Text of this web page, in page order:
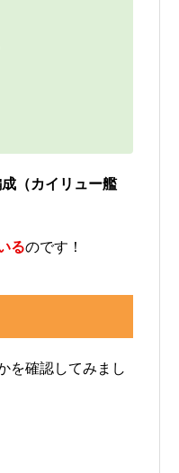
（カイリュー艦
るのです！
を確認してみまし